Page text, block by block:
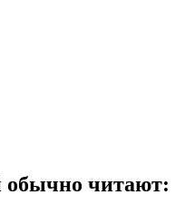
обычно читают: